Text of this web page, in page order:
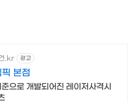
.kr 광고
본점
으로 개발되어진 레이저사격시